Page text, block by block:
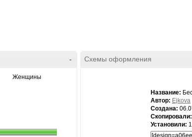
-
Женщины
Схемы оформления
Название:
Автор: Ejkova
Создана:
Скопировали:
Установили: